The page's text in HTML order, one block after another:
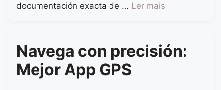
documentación exacta de … Ler mais
Navega con precisión:
Mejor App GPS